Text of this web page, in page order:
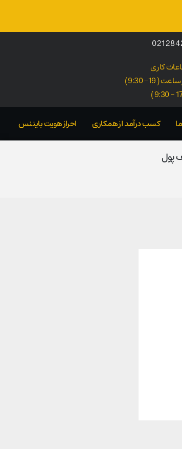
کاری
19- 9:30 )
کسب درآمد از همکاری احراز هویت بایننس
پول